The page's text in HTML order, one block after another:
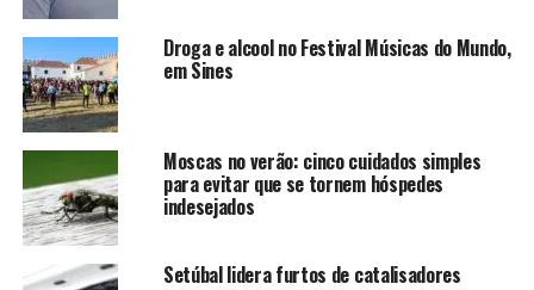
Droga e alcool no Festival Músicas do Mundo,
em Sines
Moscas no verão: cinco cuidados simples
para evitar que se tornem hóspedes
indesejados
Setúbal lidera furtos de catalisadores